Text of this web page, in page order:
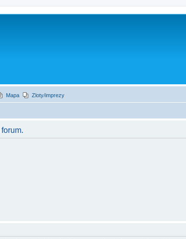
Mapa Zloty/imprezy